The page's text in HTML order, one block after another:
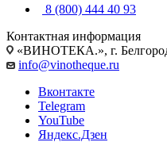
8 (800) 444 40 93
Контактная информация
«ВИНОТЕКА.», г.
info@vinotheque.ru
Вконтакте
Telegram
YouTube
Яндекс.Дзен